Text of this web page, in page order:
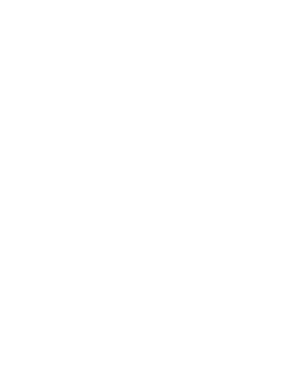
联结。两人在命运波折
渴望寻求强国之路。他毅然弃政从商，